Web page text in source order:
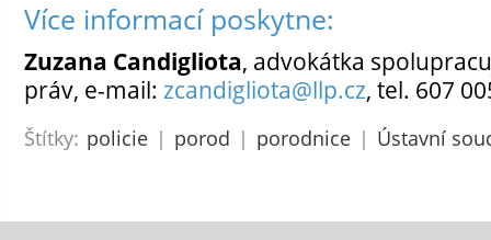
Více informací poskytne:
Zuzana Candigliota, advokátka
práv, e-mail: zcandigliota@llp.cz, tel. 607
Štítky: policie | porod | porodnice | Ústavní